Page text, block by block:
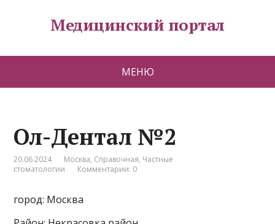
Медицинский портал
МЕНЮ
Ол-Дентал №2
20.06.2024 Москва, Справочная, Частные
стоматологии
Комментарии: 0
город: Москва